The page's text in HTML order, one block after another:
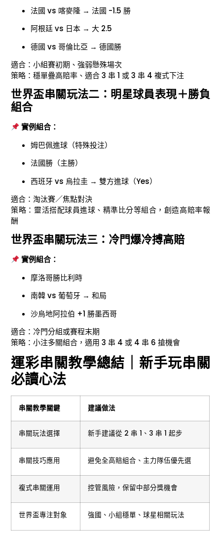
法國 vs 喀麥隆 → 法國 -1.5 勝
阿根廷 vs 日本 → 大 2.5
德國 vs 哥倫比亞 → 德國勝
適合：小組賽初期、強弱懸殊場次
策略：穩單疊高賠率、適合 3 串 1 或 3 串 4 複式下注
世界盃串關玩法二：明星球員表現＋勝負
組合
實例組合：
姆巴佩進球（特殊投注）
法國勝（主勝）
西班牙 vs 烏拉圭 → 雙方進球（Yes）
適合：淘汰賽／焦點對決
策略：靈活搭配球員進球、精準比分等組合，創造高賠率報
酬
世界盃串關玩法三：冷門爆冷搏高賠
實例組合：
摩洛哥勝比利時
南韓 vs 葡萄牙 → 和局
沙烏地阿拉伯 +1 勝墨西哥
適合：冷門分組或賽程末期
策略：小注多關組合，適用 3 串 4 或 4 串 6 搶機會
運彩串關教學總結｜新手玩串關
必讀心法
串關教學關鍵 建議做法
串關玩法選擇 新手建議從 2 串 1、3 串 1 起步
串關技巧應用 避免全高賠組合、主力隊伍優先選
複式串關運用 控管風險，保留中部分獎機會
世界盃專注對象 強國、小組穩單、球星相關玩法